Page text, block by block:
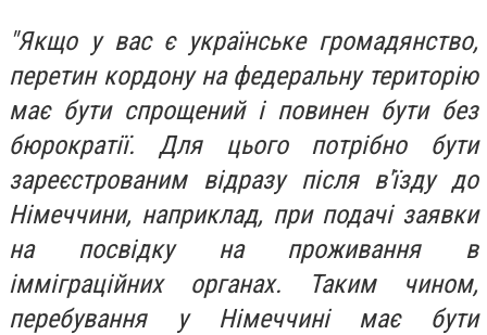
"Якщо у вас є українське громадянство,
перетин кордону на федеральну територію
має бути спрощений і повинен бути без
бюрократії. Для цього потрібно бути
зареєстрованим відразу після в'їзду до
Німеччини, наприклад, при подачі заявки
на посвідку на проживання в
імміграційних органах. Таким чином,
перебування у Німеччині має бути